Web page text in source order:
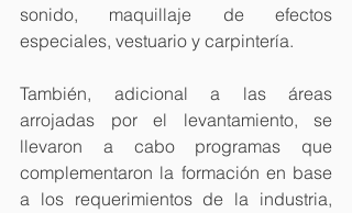
sonido, maquillaje de efectos
especiales, vestuario y carpintería.
También, adicional a las áreas
arrojadas por el levantamiento, se
llevaron a cabo programas que
complementaron la formación en base
a los requerimientos de la industria,